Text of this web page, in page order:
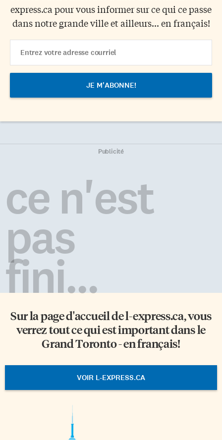
express.ca pour vous informer sur ce qui ce passe
dans notre grande ville et ailleurs... en français!
Address
Publicité
ce n'est
pas
fini...
Sur la page d'accueil del-express.ca, vous
verrez tout ce qui est important dans le
Grand Toronto - en français!
VOIR L-EXPRESS.CA